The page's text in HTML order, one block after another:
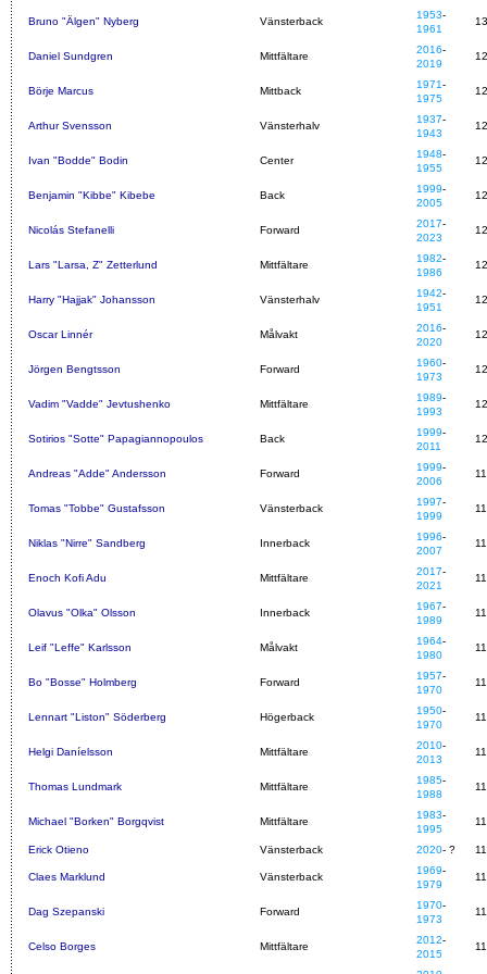
Bruno "Älgen" Nyberg Vänsterback
1953-
1961
Daniel Sundgren Mittfältare
2016-
2019
Börje Marcus Mittback
1971-
1975
Arthur Svensson Vänsterhalv
1937-
1943
Ivan "Bodde" Bodin Center
1948-
1955
Benjamin "Kibbe" Kibebe Back
1999-
2005
Nicolás Stefanelli Forward
2017-
2023
Lars "Larsa, Z" Zetterlund Mittfältare
1982-
1986
Harry "Hajjak" Johansson Vänsterhalv
1942-
1951
Oscar Linnér Målvakt
2016-
2020
Jörgen Bengtsson Forward
1960-
1973
Vadim "Vadde" Jevtushenko Mittfältare
1989-
1993
Sotirios "Sotte" Papagiannopoulos Back
1999-
2011
Andreas "Adde" Andersson Forward
1999-
2006
Tomas "Tobbe" Gustafsson Vänsterback
1997-
1999
Niklas "Nirre" Sandberg Innerback
1996-
2007
Enoch Kofi Adu Mittfältare
2017-
2021
Olavus "Olka" Olsson Innerback
1967-
1989
Leif "Leffe" Karlsson Målvakt
1964-
1980
Bo "Bosse" Holmberg Forward
1957-
1970
Lennart "Liston" Söderberg Högerback
1950-
1970
Helgi Daníelsson Mittfältare
2010-
2013
Thomas Lundmark Mittfältare
1985-
1988
Michael "Borken" Borgqvist Mittfältare
1983-
1995
Erick Otieno Vänsterback 2020- ?
Claes Marklund Vänsterback
1969-
1979
Dag Szepanski Forward
1970-
1973
Celso Borges Mittfältare
2012-
2015